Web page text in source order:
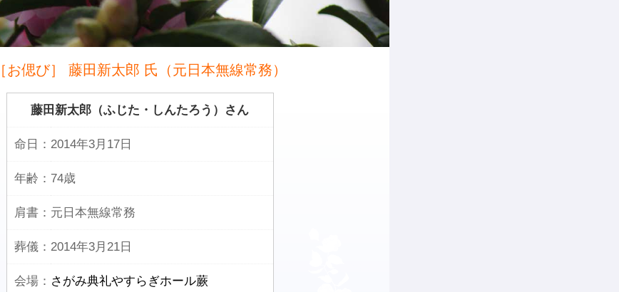
［お偲び］ 藤田新太郎 氏（元日本無線常務）
藤田新太郎（ふじた・しんたろう）さん
命日： 2014年3月17日
年齢： 74歳
肩書： 元日本無線常務
葬儀： 2014年3月21日
会場： さがみ典礼やすらぎホール蕨